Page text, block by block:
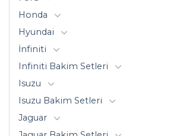
Honda
Hyundai
İnfiniti
Infiniti Bakim Setleri
Isuzu
Isuzu Bakim Setleri
Jaguar